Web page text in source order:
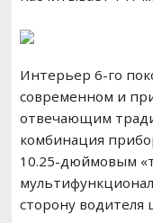
Интерьер 6-го
современном и
отвечающим
комбинация
10.25-дюймовым
сторону водителя